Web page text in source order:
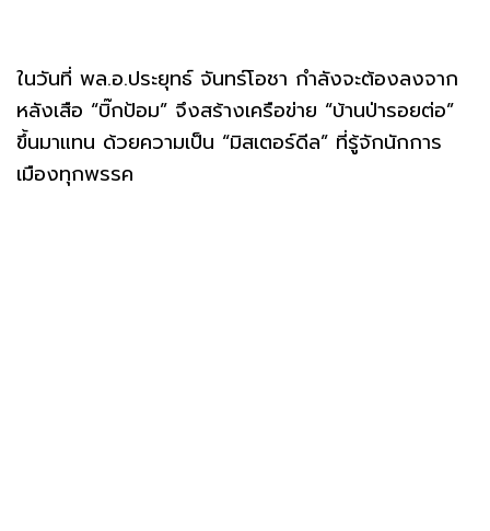
ในวันที่ พล.อ.ประยุทธ์ จันทร์โอชา กำลังจะต้องลงจาก
หลังเสือ “บิ๊กป้อม” จึงสร้างเครือข่าย “บ้านป่ารอยต่อ”
ขึ้นมาแทน ด้วยความเป็น “มิสเตอร์ดีล” ที่รู้จักนักการ
เมืองทุกพรรค